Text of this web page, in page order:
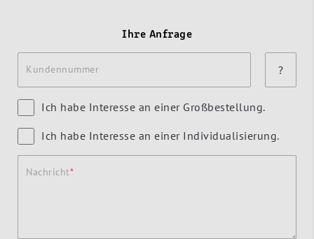
Ihre Anfrage
Kundennummer ?
Ich habe Interesse an einer Großbestellung.
Ich habe Interesse an einer Individualisierung.
Nachricht